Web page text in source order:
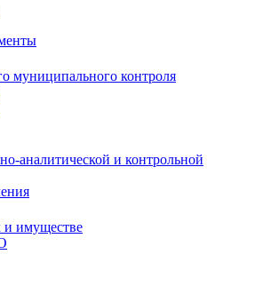
муниципального контроля
аналитической и контрольной
и имуществе